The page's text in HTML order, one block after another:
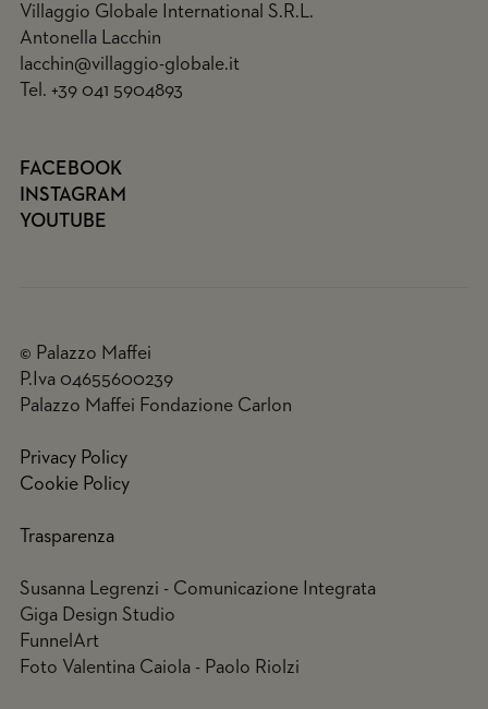
Villaggio Globale International S.R.L.
Antonella Lacchin
lacchin@villaggio-globale.it
Tel. +39 041 5904893
FACEBOOK
INSTAGRAM
YOUTUBE
© Palazzo Maffei
P.Iva 04655600239
Palazzo Maffei Fondazione Carlon
Privacy Policy
Cookie Policy
Trasparenza
Susanna Legrenzi - Comunicazione Integrata
Giga Design Studio
FunnelArt
Foto Valentina Caiola - Paolo Riolzi